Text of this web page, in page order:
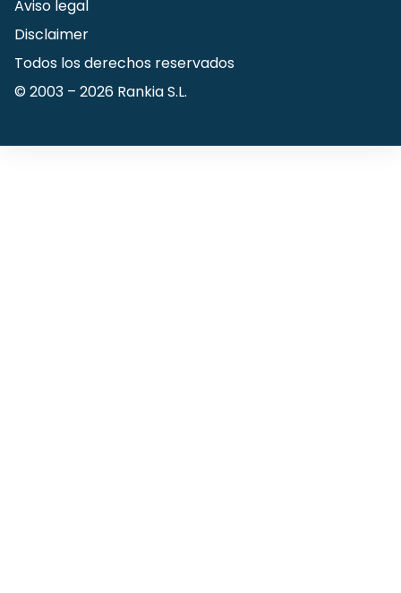
Aviso legal
Disclaimer
Todos los derechos reservados
© 2003 – 2026 Rankia S.L.